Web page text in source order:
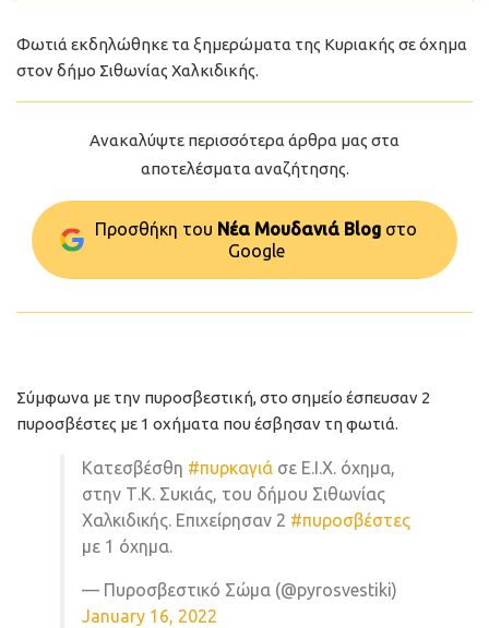
Φωτιά εκδηλώθηκε τα ξημερώματα της Κυριακής σε όχημα
στον δήμο Σιθωνίας Χαλκιδικής.
Ανακαλύψτε περισσότερα άρθρα μας στα
αποτελέσματα αναζήτησης.
Προσθήκη του Νέα Μουδανιά Blog στo
Google
Σύμφωνα με την πυροσβεστική, στο σημείο έσπευσαν 2
πυροσβέστες με 1 οχήματα που έσβησαν τη φωτιά.
Κατεσβέσθη #πυρκαγιά σε Ε.Ι.Χ. όχημα,
στην Τ.Κ. Συκιάς, του δήμου Σιθωνίας
Χαλκιδικής. Επιχείρησαν 2 #πυροσβέστες
με 1 όχημα.
— Πυροσβεστικό Σώμα (@pyrosvestiki)
January 16, 2022